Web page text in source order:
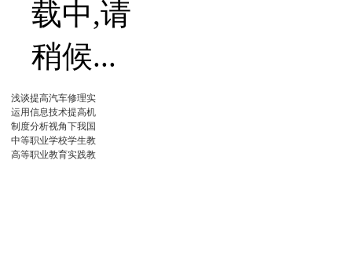
浅谈提高汽车修理实
运用信息技术提高机
制度分析视角下我国
中等职业学校学生教
高等职业教育实践教